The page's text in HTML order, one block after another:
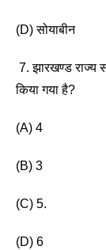
(D) सोयाबीन
7. झारखण्ड राज्य
किया गया है?
(A) 4
(B) 3
(C) 5.
(D) 6